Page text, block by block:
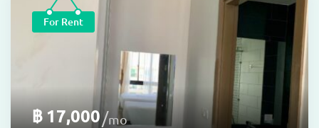
For Rent
฿17,000 mo